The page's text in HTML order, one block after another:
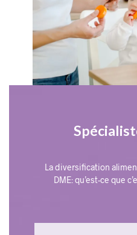
La diversification
DME: qu’est-ce que